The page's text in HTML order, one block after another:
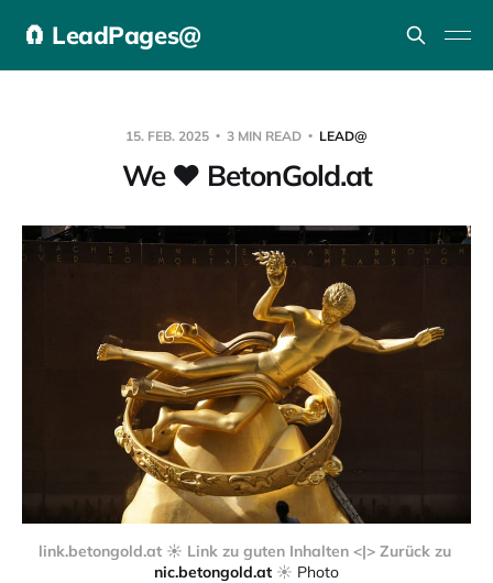
🧲 LeadPages@
15. FEB. 2025 3 MIN READ LEAD@
We ❤️ BetonGold.at
link.betongold.at ☀️ Link zu guten Inhalten <|> Zurück zu
nic.betongold.at ☀️ Photo